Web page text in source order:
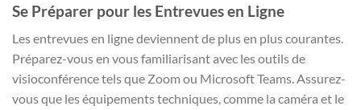
Se Préparer pour les Entrevues en Ligne
Les entrevues en ligne deviennent de plus en plus courantes.
Préparez-vous en vous familiarisant avec les outils de
visioconférence tels que Zoom ou Microsoft Teams. Assurez-
vous que les équipements techniques, comme la caméra et le